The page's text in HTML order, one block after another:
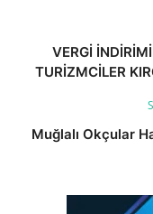
VERGİ
TURİZMCİLER
Muğlalı Okçular